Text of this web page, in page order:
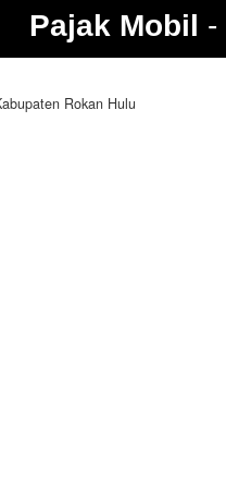
Pajak Mobil
Rokan Hulu